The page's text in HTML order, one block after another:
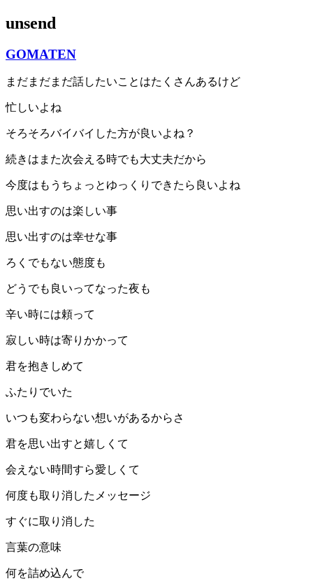
unsend
GOMATEN
まだまだまだ話したいことはたくさんあるけど
忙しいよね
そろそろバイバイした方が良いよね？
続きはまた次会える時でも大丈夫だから
今度はもうちょっとゆっくりできたら良いよね
思い出すのは楽しい事
思い出すのは幸せな事
ろくでもない態度も
どうでも良いってなった夜も
辛い時には頼って
寂しい時は寄りかかって
君を抱きしめて
ふたりでいた
いつも変わらない想いがあるからさ
君を思い出すと嬉しくて
会えない時間すら愛しくて
何度も取り消したメッセージ
すぐに取り消した
言葉の意味
何を詰め込んで